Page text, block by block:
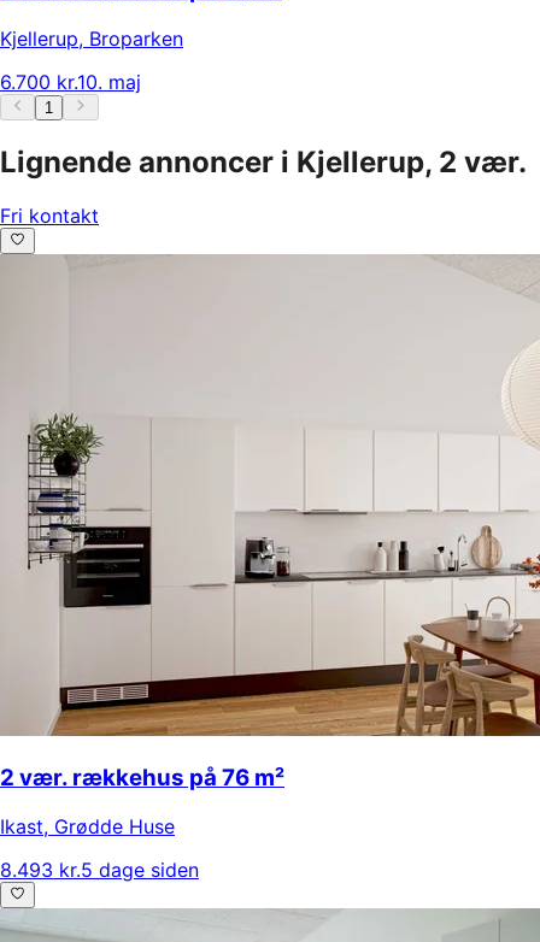
Kjellerup, Broparken
6.700 kr.10. maj
1
Lignende annoncer i Kjellerup, 2 vær.
Fri kontakt
2 vær. rækkehus på 76 m²
Ikast, Grødde Huse
8.493 kr.5 dage siden